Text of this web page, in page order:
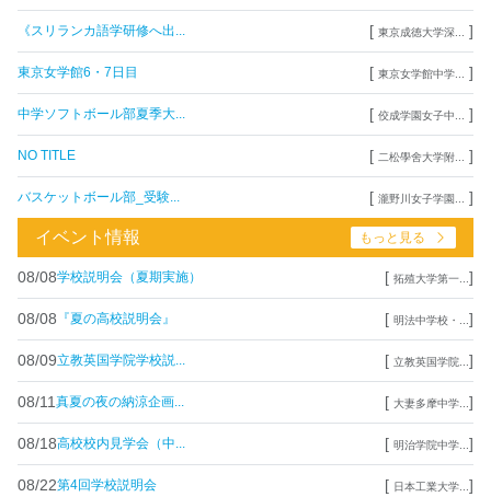
《スリランカ語学研修へ出... [ 東京成徳大学深... ]
東京女学館6・7日目 [ 東京女学館中学... ]
中学ソフトボール部夏季大... [ 佼成学園女子中... ]
NO TITLE [ 二松學舍大学附... ]
バスケットボール部_受験... [ 瀧野川女子学園... ]
イベント情報 もっと見る
08/08学校説明会（夏期実施） [ 拓殖大学第一... ]
08/08 『夏の高校説明会』 [ 明法中学校・... ]
08/09立教英国学院学校説... [ 立教英国学院... ]
08/11 真夏の夜の納涼企画... [ 大妻多摩中学... ]
08/18高校校内見学会（中... [ 明治学院中学... ]
08/22第4回学校説明会 [ 日本工業大学... ]